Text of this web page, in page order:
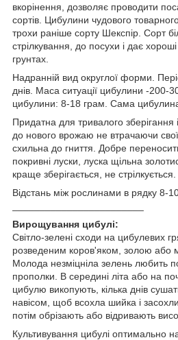
вкорінення, дозволяє проводити
сортів. Цибулини чудового
трохи раніше сорту Шекспір. Сорт
стрілкування, до посухи і дає
грунтах.
Надранній вид округлої форми.
днів. Маса ситуації цибулини -200-
цибулини: 8-18 грам. Сама цибулина
Придатна для тривалого зберігання
до нового врожаю не втрачаючи
схильна до гниття. Добре
покривні луски, луска щільна
краще зберігається, не стрілкується.
Відстань між рослинами в рядку 8-
Вирощування цибулі:
Світло-зелені сходи на цибулевих
розведеним коров'яком, золою або
Молода незміцніла зелень любить
прополки. В середині літа або на
цибулю викопують, кілька днів
навісом, щоб всохла шийка і засохли
потім обрізають або відривають
Культивування цибулі оптимально